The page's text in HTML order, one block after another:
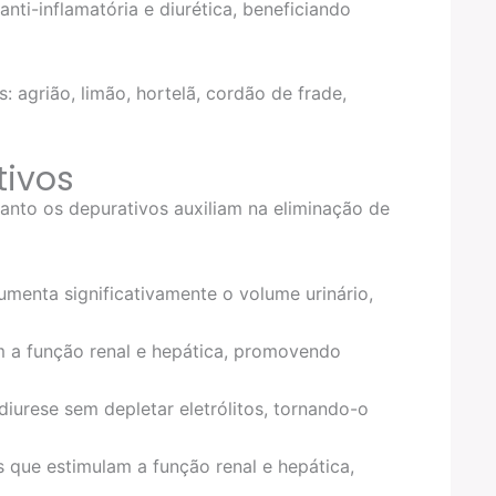
inflamatória e diurética, beneficiando
agrião, limão, hortelã, cordão de frade,
os depurativos auxiliam na eliminação de
significativamente o volume urinário,
função renal e hepática, promovendo
sem depletar eletrólitos, tornando-o
estimulam a função renal e hepática,